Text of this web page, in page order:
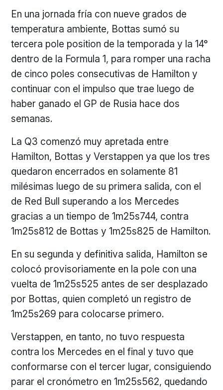
En una jornada fría con nueve grados de
temperatura ambiente, Bottas sumó su
tercera pole position de la temporada y la 14°
dentro de la Formula 1, para romper una racha
de cinco poles consecutivas de Hamilton y
continuar con el impulso que trae luego de
haber ganado el GP de Rusia hace dos
semanas.
La Q3 comenzó muy apretada entre
Hamilton, Bottas y Verstappen ya que los tres
quedaron encerrados en solamente 81
milésimas luego de su primera salida, con el
de Red Bull superando a los Mercedes
gracias a un tiempo de 1m25s744, contra
1m25s812 de Bottas y 1m25s825 de Hamilton.
En su segunda y definitiva salida, Hamilton se
colocó provisoriamente en la pole con una
vuelta de 1m25s525 antes de ser desplazado
por Bottas, quien completó un registro de
1m25s269 para colocarse primero.
Verstappen, en tanto, no tuvo respuesta
contra los Mercedes en el final y tuvo que
conformarse con el tercer lugar, consiguiendo
parar el cronómetro en 1m25s562, quedando